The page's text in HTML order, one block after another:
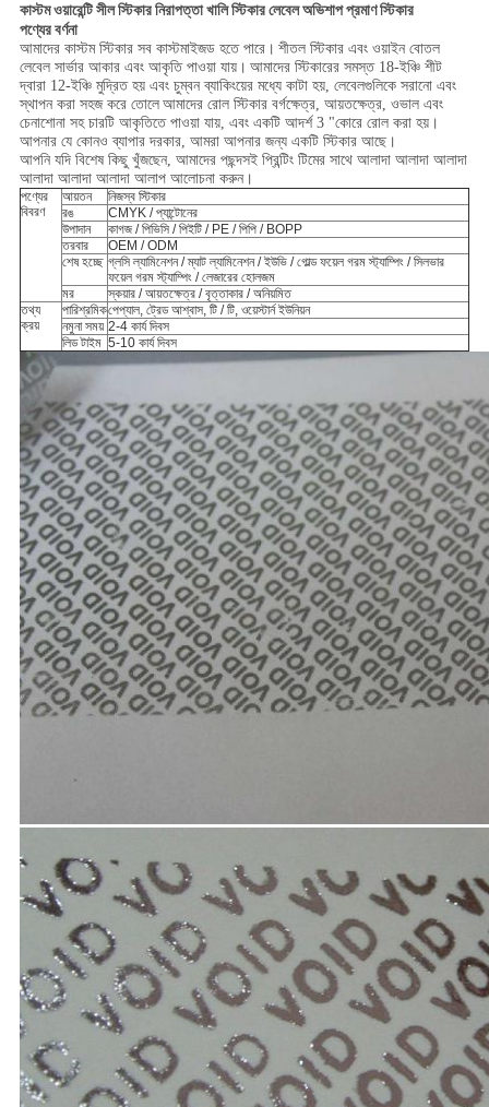
কাস্টম ওয়ারেন্টি সীল স্টিকার নিরাপত্তা খালি স্টিকার লেবেল অভিশাপ প্রমাণ স্টিকার
পণ্যের বর্ণনা
আমাদের কাস্টম স্টিকার সব কাস্টমাইজড হতে পারে। শীতল স্টিকার এবং ওয়াইন বোতল
লেবেল সার্ভার আকার এবং আকৃতি পাওয়া যায়। আমাদের স্টিকারের সমস্ত 18-ইঞ্চি শীট
দ্বারা 12-ইঞ্চি মুদ্রিত হয় এবং চুম্বন ব্যাকিংয়ের মধ্যে কাটা হয়, লেবেলগুলিকে সরানো এবং
স্থাপন করা সহজ করে তোলে আমাদের রোল স্টিকার বর্গক্ষেত্র, আয়তক্ষেত্র, ওভাল এবং
চেনাশোনা সহ চারটি আকৃতিতে পাওয়া যায়, এবং একটি আদর্শ 3 "কোরে রোল করা হয়।
আপনার যে কোনও ব্যাপার দরকার, আমরা আপনার জন্য একটি স্টিকার আছে।
আপনি যদি বিশেষ কিছু খুঁজছেন, আমাদের পছন্দসই প্রিন্টিং টিমের সাথে আলাদা আলাদা আলাদা
আলাদা আলাদা আলাদা আলাপ আলোচনা করুন।
পণ্যের
বিবরণ
আয়তন
নিজস্ব স্টিকার
রঙ
CMYK / প্যান্টোনের
উপাদান
কাগজ / পিভিসি / পিইটি / PE / পিপি / BOPP
তরবার
OEM / ODM
শেষ হচ্ছে গ্লসি ল্যামিনেশন / ম্যাট ল্যামিনেশন / ইউভি / গোল্ড ফয়েল গরম স্ট্যাম্পিং / সিলভার
ফয়েল গরম স্ট্যাম্পিং / লেজারের হোলজম
মর
স্কয়ার / আয়তক্ষেত্র / বৃত্তাকার / অনিয়মিত
তথ্য
ক্রয়
পারিশ্রমিকপেপ্যাল, ট্রেড আশ্বাস, টি / টি, ওয়েস্টার্ন ইউনিয়ন
নমুনা সময় 2-4 কার্য দিবস
লিড টাইম 5-10 কার্য দিবস